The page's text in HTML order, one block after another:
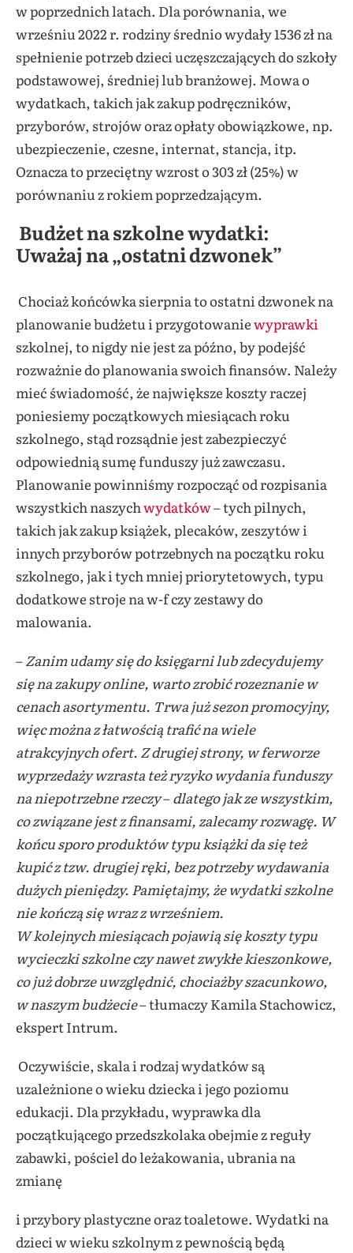
w poprzednich latach. Dla porównania, we
wrześniu 2022 r. rodziny średnio wydały 1536 zł na
spełnienie potrzeb dzieci uczęszczających do szkoły
podstawowej, średniej lub branżowej. Mowa o
wydatkach, takich jak zakup podręczników,
przyborów, strojów oraz opłaty obowiązkowe, np.
ubezpieczenie, czesne, internat, stancja, itp.
Oznacza to przeciętny wzrost o 303 zł (25%) w
porównaniu z rokiem poprzedzającym.
Budżet na szkolne wydatki:
Uważaj na „ostatni dzwonek”
Chociaż końcówka sierpnia to ostatni dzwonek na
planowanie budżetu i przygotowaniewyprawki
szkolnej, to nigdy nie jest za późno, by podejść
rozważnie do planowania swoich finansów. Należy
mieć świadomość, że największe koszty raczej
poniesiemy początkowych miesiącach roku
szkolnego, stąd rozsądnie jest zabezpieczyć
odpowiednią sumę funduszy już zawczasu.
Planowanie powinniśmy rozpocząć od rozpisania
wszystkich naszychwydatków– tych pilnych,
takich jak zakup książek, plecaków, zeszytów i
innych przyborów potrzebnych na początku roku
szkolnego, jak i tych mniej priorytetowych, typu
dodatkowe stroje na w-f czy zestawy do
malowania.
–Zanim udamy się do księgarni lub zdecydujemy
się na zakupy online, warto zrobić rozeznanie w
cenach asortymentu. Trwa już sezon promocyjny,
więc można z łatwością trafić na wiele
atrakcyjnych ofert. Z drugiej strony, w ferworze
wyprzedaży wzrasta też ryzyko wydania funduszy
na niepotrzebne rzeczy–dlatego jak ze wszystkim,
co związane jest z finansami, zalecamy rozwagę. W
końcu sporo produktów typu książki da się też
kupić z tzw. drugiej ręki, bez potrzeby wydawania
dużych pieniędzy. Pamiętajmy, że wydatki szkolne
nie kończą się wraz z wrześniem.
W kolejnych miesiącach pojawią się koszty typu
wycieczki szkolne czy nawet zwykłe kieszonkowe,
co już dobrze uwzględnić, chociażby szacunkowo,
w naszym budżecie– tłumaczy Kamila Stachowicz,
ekspert Intrum.
Oczywiście, skala i rodzaj wydatków są
uzależnione o wieku dziecka i jego poziomu
edukacji. Dla przykładu, wyprawka dla
początkującego przedszkolaka obejmie z reguły
zabawki, pościel do leżakowania, ubrania na
zmianę
i przybory plastyczne oraz toaletowe. Wydatki na
dzieci w wieku szkolnym z pewnością będą